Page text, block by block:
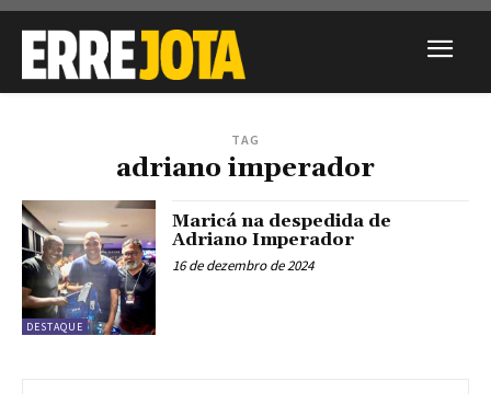
TAG
adriano imperador
DESTAQUE
Maricá na despedida de
Adriano Imperador
16 de dezembro de 2024